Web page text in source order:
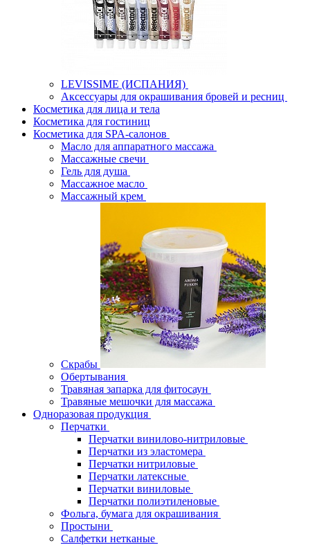
LEVISSIME (ИСПАНИЯ)
Аксессуары для окрашивания бровей и ресниц
Косметика для лица и тела
Косметика для гостиниц
Косметика для SPA-салонов
Масло для аппаратного массажа
Массажные свечи
Гель для душа
Массажное масло
Массажный крем
Скрабы
Обертывания
Травяная запарка для фитосаун
Травяные мешочки для массажа
Одноразовая продукция
Перчатки
Перчатки винилово-нитриловые
Перчатки из эластомера
Перчатки нитриловые
Перчатки латексные
Перчатки виниловые
Перчатки полиэтиленовые
Фольга, бумага для окрашивания
Простыни
Салфетки нетканые